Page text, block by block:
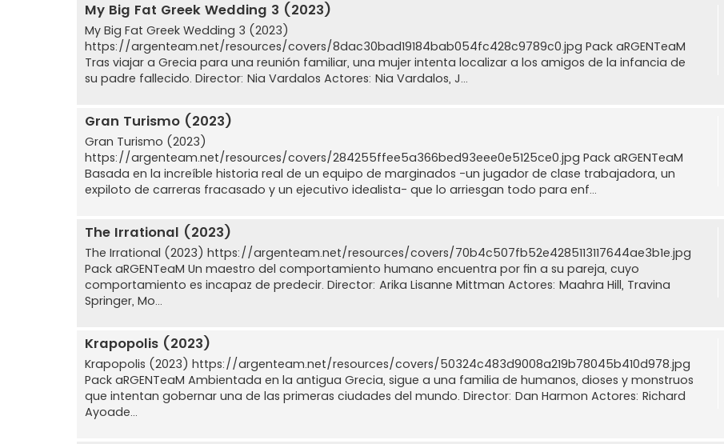
My Big Fat Greek Wedding 3 (2023)
My Big Fat Greek Wedding 3 (2023)
https://argenteam.net/resources/covers/8dac30bad19184bab054fc428c9789c0.jpg Pack aRGENTeaM
Tras viajar a Grecia para una reunión familiar, una mujer intenta localizar a los amigos de la infancia de
su padre fallecido. Director: Nia Vardalos Actores: Nia Vardalos, J...
Gran Turismo (2023)
Gran Turismo (2023)
https://argenteam.net/resources/covers/284255ffee5a366bed93eee0e5125ce0.jpg Pack aRGENTeaM
Basada en la increíble historia real de un equipo de marginados -un jugador de clase trabajadora, un
expiloto de carreras fracasado y un ejecutivo idealista- que lo arriesgan todo para enf...
The Irrational (2023)
The Irrational (2023) https://argenteam.net/resources/covers/70b4c507fb52e4285113117644ae3b1e.jpg
Pack aRGENTeaM Un maestro del comportamiento humano encuentra por fin a su pareja, cuyo
comportamiento es incapaz de predecir. Director: Arika Lisanne Mittman Actores: Maahra Hill, Travina
Springer, Mo...
Krapopolis (2023)
Krapopolis (2023) https://argenteam.net/resources/covers/50324c483d9008a219b78045b410d978.jpg
Pack aRGENTeaM Ambientada en la antigua Grecia, sigue a una familia de humanos, dioses y monstruos
que intentan gobernar una de las primeras ciudades del mundo. Director: Dan Harmon Actores: Richard
Ayoade...